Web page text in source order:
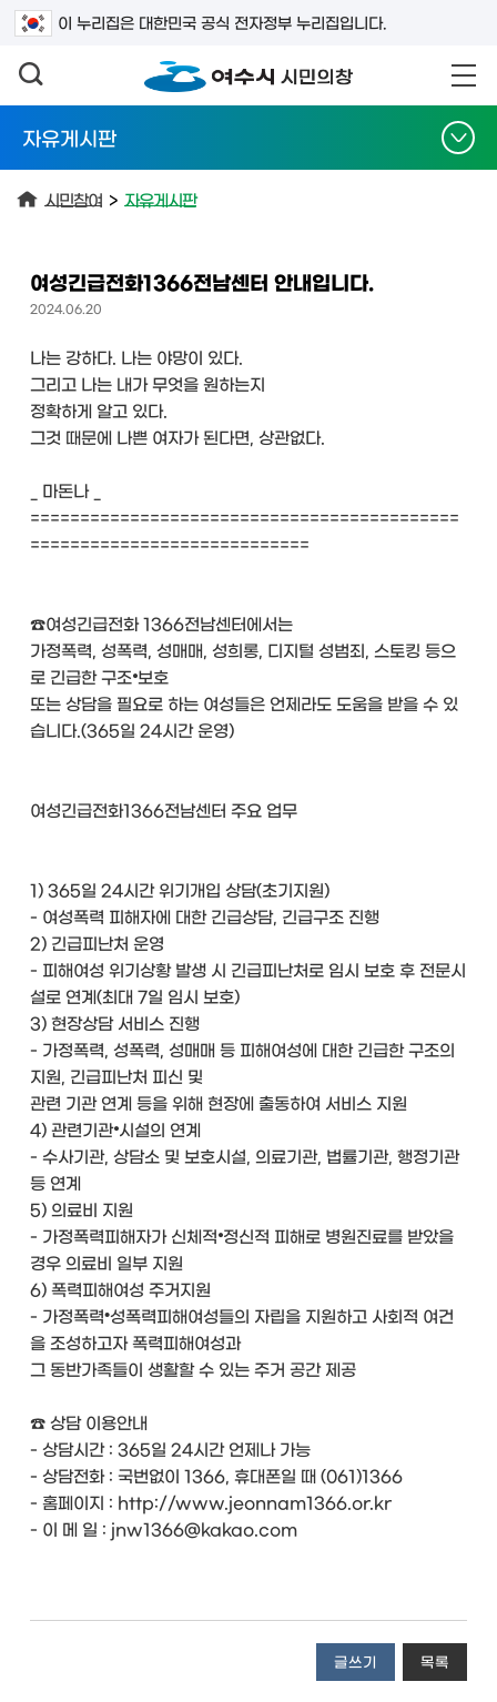
이 누리집은 대한민국 공식 전자정부 누리집입니다.
검색어를 입력하세요
자유게시판
시민참여 > 자유게시판
여성긴급전화1366전남센터 안내입니다.
2024.06.20
나는 강하다. 나는 야망이 있다.
그리고 나는 내가 무엇을 원하는지
정확하게 알고 있다.
그것 때문에 나쁜 여자가 된다면, 상관없다.
_ 마돈나 _
===========================================
============================
☎여성긴급전화 1366전남센터에서는
가정폭력, 성폭력, 성매매, 성희롱, 디지털 성범죄, 스토킹 등으
로 긴급한 구조⦁보호
또는 상담을 필요로 하는 여성들은 언제라도 도움을 받을 수 있
습니다.(365일 24시간 운영)
여성긴급전화1366전남센터 주요 업무
1) 365일 24시간 위기개입 상담(초기지원)
- 여성폭력 피해자에 대한 긴급상담, 긴급구조 진행
2) 긴급피난처 운영
- 피해여성 위기상황 발생 시 긴급피난처로 임시 보호 후 전문시
설로 연계(최대 7일 임시 보호)
3) 현장상담 서비스 진행
- 가정폭력, 성폭력, 성매매 등 피해여성에 대한 긴급한 구조의
지원, 긴급피난처 피신 및
관련 기관 연계 등을 위해 현장에 출동하여 서비스 지원
4) 관련기관⦁시설의 연계
- 수사기관, 상담소 및 보호시설, 의료기관, 법률기관, 행정기관
등 연계
5) 의료비 지원
- 가정폭력피해자가 신체적⦁정신적 피해로 병원진료를 받았을
경우 의료비 일부 지원
6) 폭력피해여성 주거지원
- 가정폭력•성폭력피해여성들의 자립을 지원하고 사회적 여건
을 조성하고자 폭력피해여성과
그 동반가족들이 생활할 수 있는 주거 공간 제공
☎ 상담 이용안내
- 상담시간 : 365일 24시간 언제나 가능
- 상담전화 : 국번없이 1366, 휴대폰일 때 (061)1366
- 홈페이지 : http://www.jeonnam1366.or.kr
- 이 메 일 : jnw1366@kakao.com
글쓰기 목록